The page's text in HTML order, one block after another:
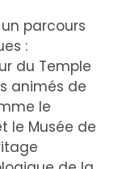
parcours
:
du Temple
animés de
le
le Musée de